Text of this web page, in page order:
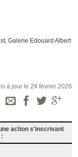
Galerie Edouard Albert
à jour le 24 février 2026
action s'inscrivant